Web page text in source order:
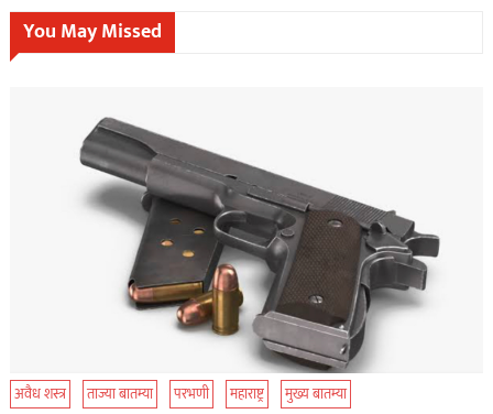
You May Missed
अवैध शस्त्र ताज्या बातम्या परभणी महाराष्ट्र मुख्य बातम्या